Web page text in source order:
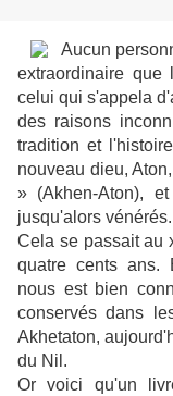
Aucun
extraordinaire que
celui qui s'appela
des raisons
tradition et
nouveau dieu,
» (Akhen-Aton),
jusqu'alors vénérés.
Cela se passait au
quatre cents ans.
nous est bien
conservés dans
Akhetaton,
du Nil.
Or voici qu'un